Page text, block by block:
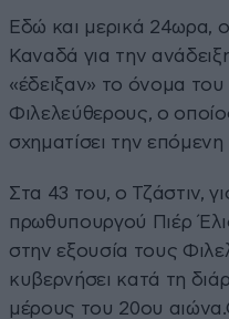
Εδώ και μερικά 24ωρα,
Καναδά για την
«έδειξαν» το όνομα
Φιλελεύθερους, ο
σχηματίσει την
Στα 43 του, ο Τζάστιν,
πρωθυπουργού Πιέρ
στην εξουσία τους
κυβερνήσει κατά τη
μέρους του 20ου